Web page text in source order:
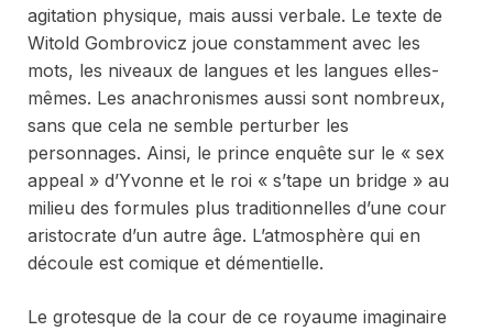
agitation physique, mais aussi verbale. Le texte de
Witold Gombrovicz joue constamment avec les
mots, les niveaux de langues et les langues elles-
mêmes. Les anachronismes aussi sont nombreux,
sans que cela ne semble perturber les
personnages. Ainsi, le prince enquête sur le « sex
appeal » d’Yvonne et le roi « s’tape un bridge » au
milieu des formules plus traditionnelles d’une cour
aristocrate d’un autre âge. L’atmosphère qui en
découle est comique et démentielle.
Le grotesque de la cour de ce royaume imaginaire